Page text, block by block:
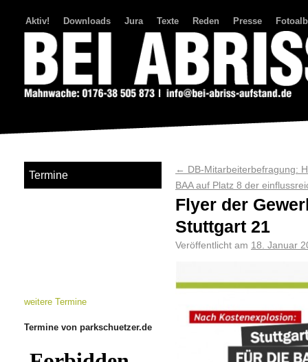
Aktiv! Downloads Jura Texte Reden Presse
← DB-Mitarbeiterbefragung:
BAA auf Platz 8 der
Flyer der
Stuttgart 21
Veröffentlicht am 18. Januar
Termine
weitere Termine
Termine von parkschuetzer.de